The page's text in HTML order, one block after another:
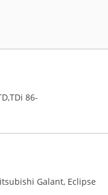
86-
Galant, Eclipse